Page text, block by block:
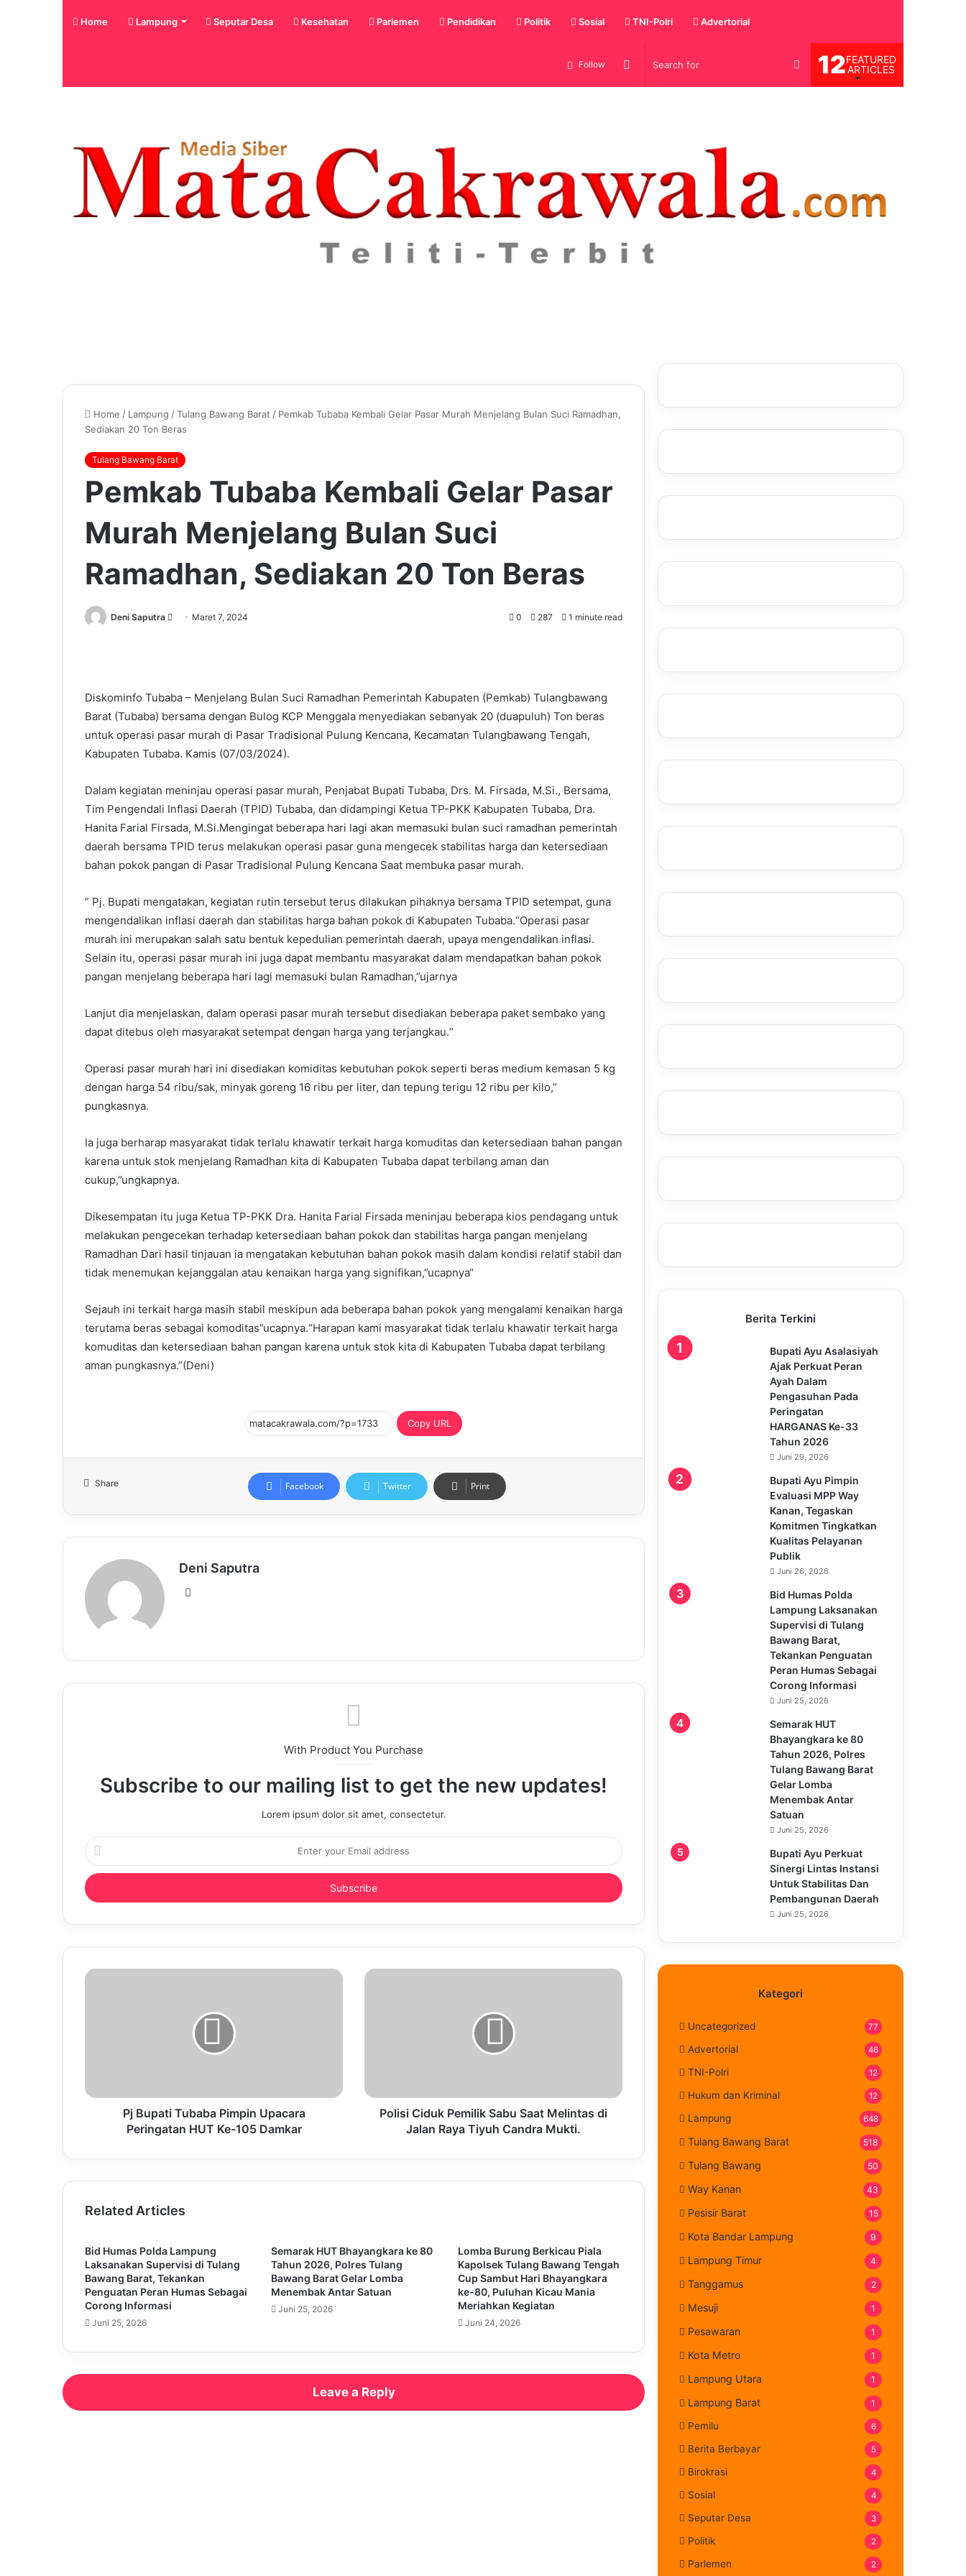
Home Lampung Seputar Desa Kesehatan Parlemen Pendidikan Politik Sosial TNI-Polri Advertorial
12FEATURED
ARTICLES
Search
Follow
Home / Lampung /Tulang Bawang Barat / Pemkab Tubaba Kembali Gelar Pasar Murah Menjelang Bulan Suci Ramadhan,
Sediakan 20 Ton Beras
Tulang Bawang Barat
Pemkab Tubaba Kembali Gelar Pasar
Murah Menjelang Bulan Suci
Ramadhan, Sediakan 20 Ton Beras
Deni Saputra
Send Maret 7, 2024 0 287 1 minute read
Diskominfo Tubaba – Menjelang Bulan Suci Ramadhan Pemerintah Kabupaten (Pemkab) Tulangbawang
Barat (Tubaba) bersama dengan Bulog KCP Menggala menyediakan sebanyak 20 (duapuluh) Ton beras
untuk operasi pasar murah di Pasar Tradisional Pulung Kencana, Kecamatan Tulangbawang Tengah,
Kabupaten Tubaba. Kamis (07/03/2024).
Dalam kegiatan meninjau operasi pasar murah, Penjabat Bupati Tubaba, Drs. M. Firsada, M.Si., Bersama,
Tim Pengendali Inflasi Daerah (TPID) Tubaba, dan didampingi Ketua TP-PKK Kabupaten Tubaba, Dra.
Hanita Farial Firsada, M.Si.Mengingat beberapa hari lagi akan memasuki bulan suci ramadhan pemerintah
daerah bersama TPID terus melakukan operasi pasar guna mengecek stabilitas harga dan ketersediaan
bahan pokok pangan di Pasar Tradisional Pulung Kencana Saat membuka pasar murah.
” Pj. Bupati mengatakan, kegiatan rutin tersebut terus dilakukan pihaknya bersama TPID setempat, guna
mengendalikan inflasi daerah dan stabilitas harga bahan pokok di Kabupaten Tubaba.“Operasi pasar
murah ini merupakan salah satu bentuk kepedulian pemerintah daerah, upaya mengendalikan inflasi.
Selain itu, operasi pasar murah ini juga dapat membantu masyarakat dalam mendapatkan bahan pokok
pangan menjelang beberapa hari lagi memasuki bulan Ramadhan,”ujarnya
Lanjut dia menjelaskan, dalam operasi pasar murah tersebut disediakan beberapa paket sembako yang
dapat ditebus oleh masyarakat setempat dengan harga yang terjangkau.“
Operasi pasar murah hari ini disediakan komiditas kebutuhan pokok seperti beras medium kemasan 5 kg
dengan harga 54 ribu/sak, minyak goreng 16 ribu per liter, dan tepung terigu 12 ribu per kilo,”
pungkasnya.
Ia juga berharap masyarakat tidak terlalu khawatir terkait harga komuditas dan ketersediaan bahan pangan
karena untuk stok menjelang Ramadhan kita di Kabupaten Tubaba dapat terbilang aman dan
cukup,”ungkapnya.
Dikesempatan itu juga Ketua TP-PKK Dra. Hanita Farial Firsada meninjau beberapa kios pendagang untuk
melakukan pengecekan terhadap ketersediaan bahan pokok dan stabilitas harga pangan menjelang
Ramadhan Dari hasil tinjauan ia mengatakan kebutuhan bahan pokok masih dalam kondisi relatif stabil dan
tidak menemukan kejanggalan atau kenaikan harga yang signifikan,”ucapnya“
Sejauh ini terkait harga masih stabil meskipun ada beberapa bahan pokok yang mengalami kenaikan harga
terutama beras sebagai komoditas”ucapnya.“Harapan kami masyarakat tidak terlalu khawatir terkait harga
komuditas dan ketersediaan bahan pangan karena untuk stok kita di Kabupaten Tubaba dapat terbilang
aman pungkasnya.”(Deni)
Copy URL
Share Facebook Twitter Print
Deni Saputra
With Product You Purchase
Subscribe to our mailing list to get the new updates!
Lorem ipsum dolor sit amet, consectetur.
Enter
your
Email
address
Pj Bupati Tubaba Pimpin Upacara
Peringatan HUT Ke-105 Damkar
Polisi Ciduk Pemilik Sabu Saat Melintas di
Jalan Raya Tiyuh Candra Mukti.
Related Articles
Bid Humas Polda Lampung
Laksanakan Supervisi di Tulang
Bawang Barat, Tekankan
Penguatan Peran Humas Sebagai
Corong Informasi
Juni 25, 2026
Semarak HUT Bhayangkara ke 80
Tahun 2026, Polres Tulang
Bawang Barat Gelar Lomba
Menembak Antar Satuan
Juni 25, 2026
Lomba Burung Berkicau Piala
Kapolsek Tulang Bawang Tengah
Cup Sambut Hari Bhayangkara
ke-80, Puluhan Kicau Mania
Meriahkan Kegiatan
Juni 24, 2026
Leave a Reply
Berita Terkini
Bupati Ayu Asalasiyah
Ajak Perkuat Peran
Ayah Dalam
Pengasuhan Pada
Peringatan
HARGANAS Ke-33
Tahun 2026
Juni 29, 2026
Bupati Ayu Pimpin
Evaluasi MPP Way
Kanan, Tegaskan
Komitmen Tingkatkan
Kualitas Pelayanan
Publik
Juni 26, 2026
Bid Humas Polda
Lampung Laksanakan
Supervisi di Tulang
Bawang Barat,
Tekankan Penguatan
Peran Humas Sebagai
Corong Informasi
Juni 25, 2026
Semarak HUT
Bhayangkara ke 80
Tahun 2026, Polres
Tulang Bawang Barat
Gelar Lomba
Menembak Antar
Satuan
Juni 25, 2026
Bupati Ayu Perkuat
Sinergi Lintas Instansi
Untuk Stabilitas Dan
Pembangunan Daerah
Juni 25, 2026
Kategori
Uncategorized 77
Advertorial 46
TNI-Polri 12
Hukum dan Kriminal 12
Lampung 648
Tulang Bawang Barat 518
Tulang Bawang 50
Way Kanan 43
Pesisir Barat 15
Kota Bandar Lampung 9
Lampung Timur 4
Tanggamus 2
Mesuji 1
Pesawaran 1
Kota Metro 1
Lampung Utara 1
Lampung Barat 1
Pemilu 6
Berita Berbayar 5
Birokrasi 4
Sosial 4
Seputar Desa 3
Politik 2
Parlemen 2